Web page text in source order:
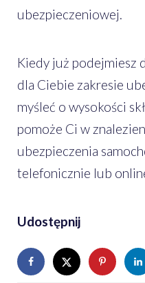
ubezpieczeniowej.
Kiedy już podejmiesz
dla Ciebie zakresie
myśleć o wysokości
pomoże Ci w
ubezpieczenia
telefonicznie lub
Udostępnij